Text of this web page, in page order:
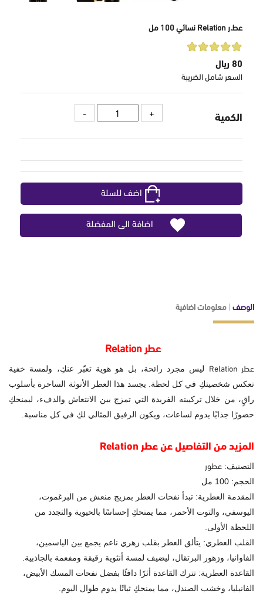
عط.ر Relation نسائي 100 مل
80 ريال
السعر شامل الضريبة
الكمية
اضف للسلة
اضافة الى المفضلة
الوصف|معلومات اضافية
عطر Relation
عطر Relation
ليس مجرد رائحة، بل هو هوية تعبّر عنكِ، ولمسة خفية
تعكس شخصيتكِ في كل لحظة. يجسد هذا العطر الأنوثة الساحرة بأسلوب
راقٍ، من خلال تركيبته الفريدة التي تمزج بين الانتعاش والدفء، ليمنحكِ
حضورًا جذابًا يدوم لساعات، ويكون الرفيق المثالي لكِ في كل مناسبة.
المزيد من التفاصيل عن عطر Relation
التصنيف: عطور
الحجم: 100 مل
المقدمة العطرية: تبدأ نفحات العطر بمزيج منعش من البرغموت،
اليوسفي، والتوت الأحمر، مما يمنحكِ إحساسًا بالحيوية والتجدد من
اللحظة الأولى.
القلب العطري: يتألق العطر بقلب زهري ناعم يجمع بين الياسمين،
الفاوانيا، وزهور البرتقال، ليضيف لمسة أنثوية رقيقة ومفعمة بالجاذبية.
القاعدة العطرية: تترك القاعدة أثرًا دافئًا بفضل نفحات المسك الأبيض،
الفانيليا، وخشب الصندل، مما يمنحكِ ثباتًا يدوم طوال اليوم.